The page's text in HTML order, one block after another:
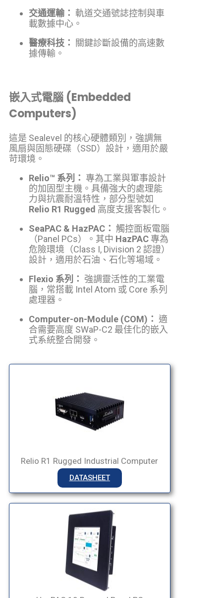
交通運輸： 軌道交通號誌控制與車
載數據中心。
醫療科技：
關鍵診斷設備的高速數
據傳輸。
嵌入式電腦 (Embedded
Computers)
這是 Sealevel 的核心硬體類別，強調無
風扇與固態硬碟（SSD）設計，適用於嚴
苛環境。
Relio™ 系列： 專為工業與軍事設計
的加固型主機。具備強大的處理能
力與抗震耐溫特性，部分型號如
Relio R1 Rugged 高度支援客製化。
SeaPAC & HazPAC： 觸控面板電腦
（Panel PCs）。其中 HazPAC 專為
危險環境（Class I, Division 2 認證）
設計，適用於石油、石化等場域。
Flexio 系列： 強調靈活性的工業電
腦，常搭載 Intel Atom 或 Core 系列
處理器。
Computer-on-Module (COM)： 適
合需要高度 SWaP-C2 最佳化的嵌入
式系統整合開發。
Relio R1 Rugged Industrial Computer
DATASHEET